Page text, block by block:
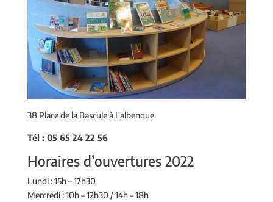
38 Place de la Bascule à Lalbenque
Tél : 05 65 24 22 56
Horaires d’ouvertures 2022
Lundi : 15h – 17h30
Mercredi : 10h – 12h30 / 14h – 18h